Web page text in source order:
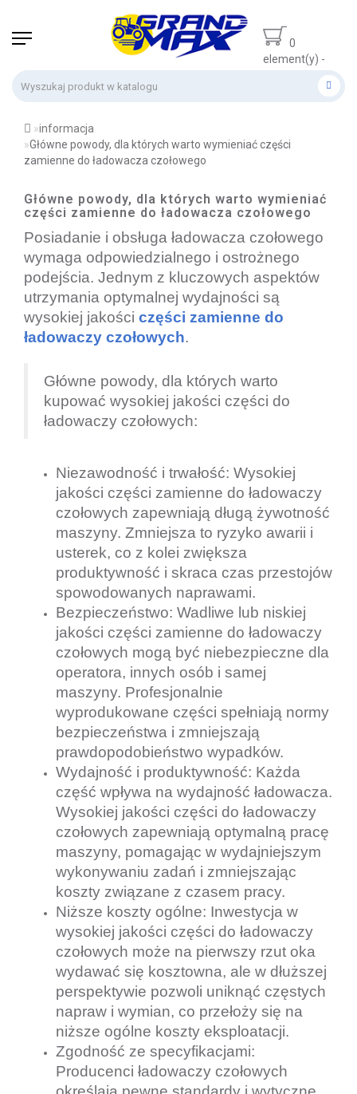
0
element(y) -
informacja
Główne powody, dla których warto wymieniać części
zamienne do ładowacza czołowego
Główne powody, dla których warto wymieniać
części zamienne do ładowacza czołowego
Posiadanie i obsługa ładowacza czołowego
wymaga odpowiedzialnego i ostrożnego
podejścia. Jednym z kluczowych aspektów
utrzymania optymalnej wydajności są
wysokiej jakości części zamienne do
ładowaczy czołowych.
Główne powody, dla których warto
kupować wysokiej jakości części do
ładowaczy czołowych:
Niezawodność i trwałość: Wysokiej
jakości części zamienne do ładowaczy
czołowych zapewniają długą żywotność
maszyny. Zmniejsza to ryzyko awarii i
usterek, co z kolei zwiększa
produktywność i skraca czas przestojów
spowodowanych naprawami.
Bezpieczeństwo: Wadliwe lub niskiej
jakości części zamienne do ładowaczy
czołowych mogą być niebezpieczne dla
operatora, innych osób i samej
maszyny. Profesjonalnie
wyprodukowane części spełniają normy
bezpieczeństwa i zmniejszają
prawdopodobieństwo wypadków.
Wydajność i produktywność: Każda
część wpływa na wydajność ładowacza.
Wysokiej jakości części do ładowaczy
czołowych zapewniają optymalną pracę
maszyny, pomagając w wydajniejszym
wykonywaniu zadań i zmniejszając
koszty związane z czasem pracy.
Niższe koszty ogólne: Inwestycja w
wysokiej jakości części do ładowaczy
czołowych może na pierwszy rzut oka
wydawać się kosztowna, ale w dłuższej
perspektywie pozwoli uniknąć częstych
napraw i wymian, co przełoży się na
niższe ogólne koszty eksploatacji.
Zgodność ze specyfikacjami:
Producenci ładowaczy czołowych